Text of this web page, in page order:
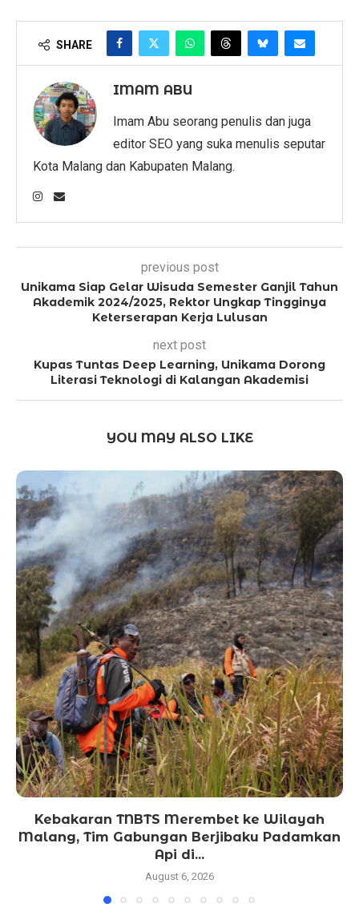
SHARE
IMAM ABU
Imam Abu seorang penulis dan juga
editor SEO yang suka menulis seputar
Kota Malang dan Kabupaten Malang.
previous post
Unikama Siap Gelar Wisuda Semester Ganjil Tahun
Akademik 2024/2025, Rektor Ungkap Tingginya
Keterserapan Kerja Lulusan
next post
Kupas Tuntas Deep Learning, Unikama Dorong
Literasi Teknologi di Kalangan Akademisi
YOU MAY ALSO LIKE
Kebakaran TNBTS Merembet ke Wilayah
Malang, Tim Gabungan Berjibaku Padamkan
Api di...
August 6, 2026